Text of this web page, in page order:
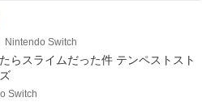
Nintendo Switch
らスライムだった件 テンペストスト
Switch